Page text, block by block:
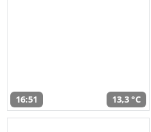
16:51 13,3 °C